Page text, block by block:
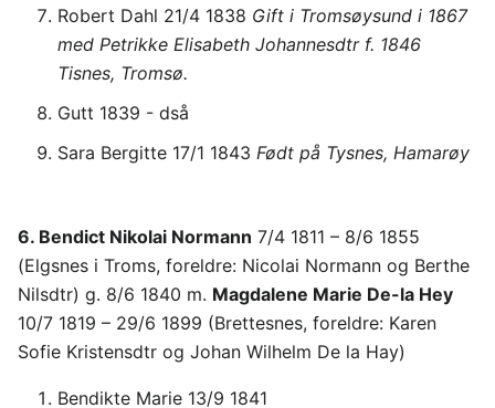
Robert Dahl 21/4 1838 Gift i Tromsøysund i 1867
med Petrikke Elisabeth Johannesdtr f. 1846
Tisnes, Tromsø.
Gutt 1839 - dså
Sara Bergitte 17/1 1843 Født på Tysnes, Hamarøy
6. Bendict Nikolai Normann 7/4 1811 – 8/6 1855
(Elgsnes i Troms, foreldre: Nicolai Normann og Berthe
Nilsdtr) g. 8/6 1840 m. Magdalene Marie De-la Hey
10/7 1819 – 29/6 1899 (Brettesnes, foreldre: Karen
Sofie Kristensdtr og Johan Wilhelm De la Hay)
Bendikte Marie 13/9 1841